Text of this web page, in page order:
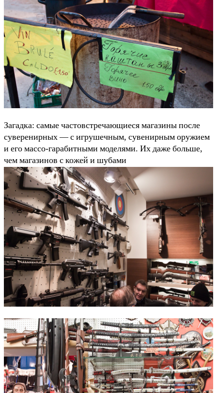
Загадка: самые частовстречающиеся магазины после
суверенирных — с игрушечным, сувенирным оружием
и его массо-гарабитными моделями. Их даже больше,
чем магазинов с кожей и шубами